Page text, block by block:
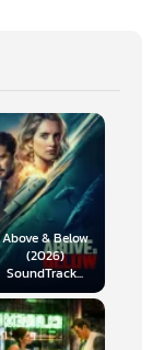
Above & Below
(2026)
SoundTrack...